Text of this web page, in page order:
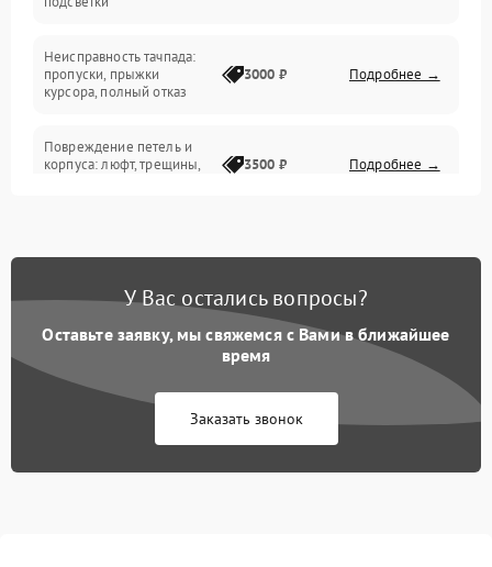
Батарея
Сеть и интернет
Неисправность тачпада:
пропуски, прыжки
курсора, полный отказ
3000 ₽ Подробнее →
Повреждение петель и
корпуса: люфт, трещины,
3500 ₽ Подробнее →
быстрая разрядка,
2500 ₽ Подробнее →
Неисправность зарядного
питания
2000 ₽ Подробнее →
неисправности кулера
У Вас остались вопросы?
Оставьте заявку, мы свяжемся с Вами в ближайшее
время
Заказать звонок